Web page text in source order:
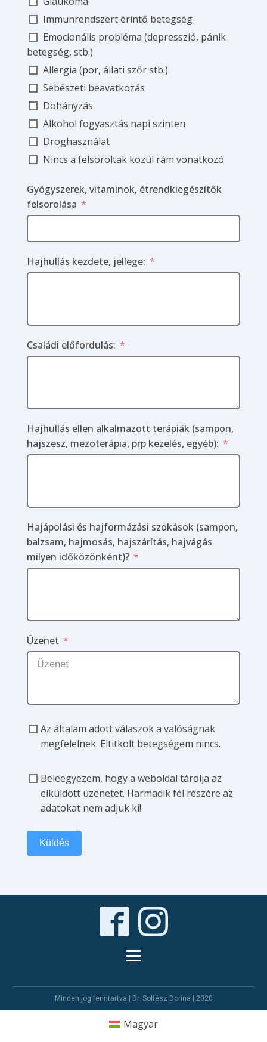
Immunrendszert érintő betegség
Emocionális probléma (depresszió, pánik
betegség, stb.)
Allergia (por, állati szőr stb.)
Sebészeti beavatkozás
Dohányzás
Alkohol fogyasztás napi szinten
Droghasználat
Nincs a felsoroltak közül rám vonatkozó
Gyógyszerek, vitaminok, étrendkiegészítők
felsorolása
Hajhullás kezdete, jellege:
Családi előfordulás:
Hajhullás ellen alkalmazott terápiák (sampon,
hajszesz, mezoterápia, prp kezelés, egyéb):
Hajápolási és hajformázási szokások (sampon,
balzsam, hajmosás, hajszárítás, hajvágás
milyen időközönként)?
Üzenet
Az általam adott válaszok a valóságnak
megfelelnek. Eltitkolt betegségem nincs.
Beleegyezem, hogy a weboldal tárolja az
elküldött üzenetet. Harmadik fél részére az
adatokat nem adjuk ki!
Küldés
Minden jog fenntartva | Dr. Soltész Dorina | 2020
Magyar